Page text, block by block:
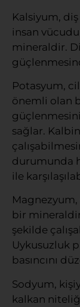
Kalsiyum, diş
insan
mineraldir.
Potasyum,
önemli olan
sağlar.
durumunda
ile
bir
şekilde
Uykusuzluk
basıncını
Sodyum,
kalkan